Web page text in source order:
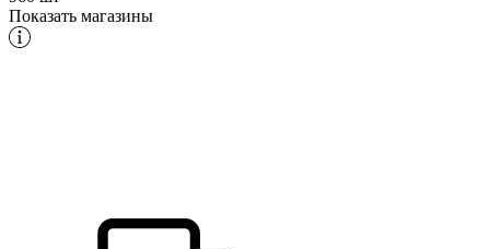
Показать магазины